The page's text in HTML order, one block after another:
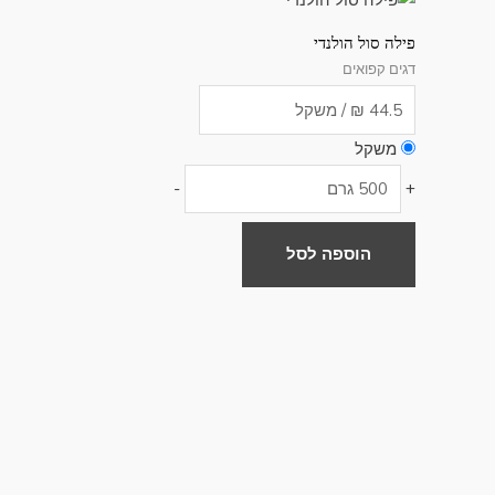
פילה סול הולנדי
דגים קפואים
משקל
+
-
הוספה לסל